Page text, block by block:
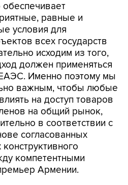
равные и
условия для
всех государств
исходим из того,
должен применяться
Именно поэтому мы
важным, чтобы любые
на доступ товаров
на общий рынок,
в соответствии с
согласованных
компетентными
Армении.